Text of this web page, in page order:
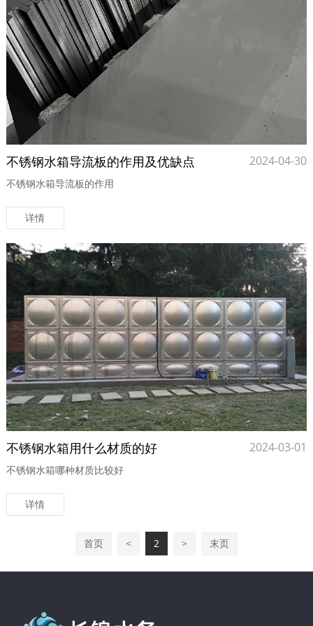
不锈钢水箱导流板的作用及优缺点 2024-04-30
不锈钢水箱导流板的作用
详情
不锈钢水箱用什么材质的好 2024-03-01
不锈钢水箱哪种材质比较好
详情
首页 < 2 > 末页